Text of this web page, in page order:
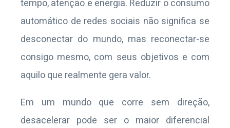
tempo, atenção e energia. Reduzir o consumo
automático de redes sociais não significa se
desconectar do mundo, mas reconectar-se
consigo mesmo, com seus objetivos e com
aquilo que realmente gera valor.
Em um mundo que corre sem direção,
desacelerar pode ser o maior diferencial